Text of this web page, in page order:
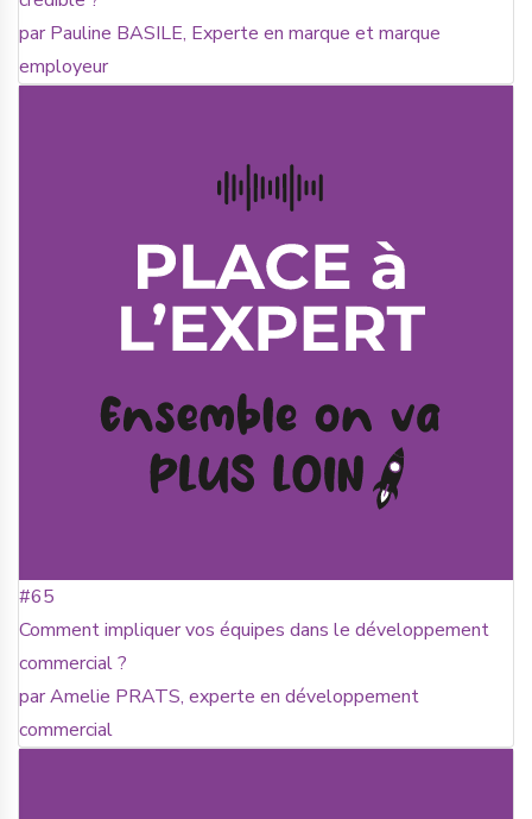
par Pauline BASILE, Experte en marque et marque
employeur
#65
Comment impliquer vos équipes dans le développement
commercial ?
par Amelie PRATS, experte en développement
commercial